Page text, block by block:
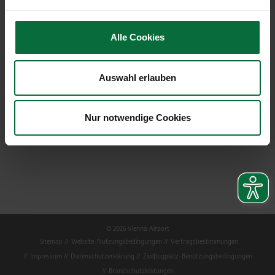
Alle Cookies
Auswahl erlauben
Nur notwendige Cookies
Website:www.viennaairport.com
Facebook:www.facebook.com/flughafenwien
twitter.com/flughafen_wien
© 2026 Vienna Airport
Sitemap
Website-Nutzungsbedingungen
Vertragsbestimmungen
Impressum
Datenschutzerklärung
Zivilflugplatz-Benützungsbedingungen
Brandschutzleistungen